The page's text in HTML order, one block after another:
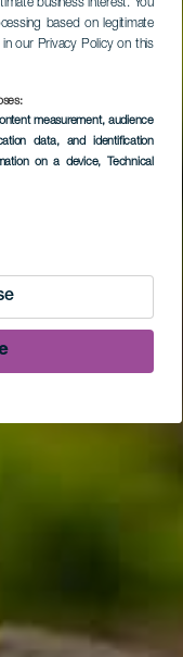
business interest. You
based on legitimate
our Privacy Policy on this
measurement, audience
data, and identification
on a device, Technical